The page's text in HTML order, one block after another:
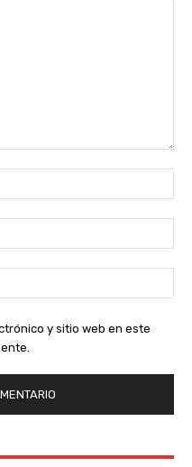
y sitio web en este